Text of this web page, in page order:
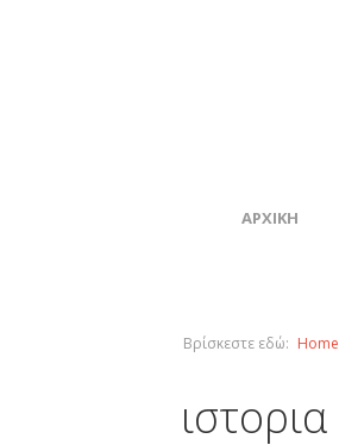
ΑΡΧΙΚΗ
Βρίσκεστε εδώ: Home
ιστορια